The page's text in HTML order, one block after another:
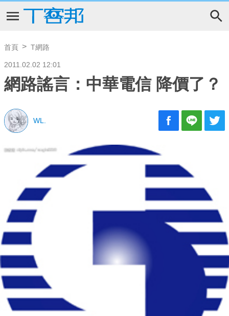
首頁 T網路
2011.02.02 12:01
網路謠言：中華電信 降價了？
WL.